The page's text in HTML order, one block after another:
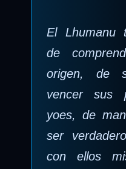
El Lhumanu
de
origen, de
vencer sus
yoes, de
ser
con ellos